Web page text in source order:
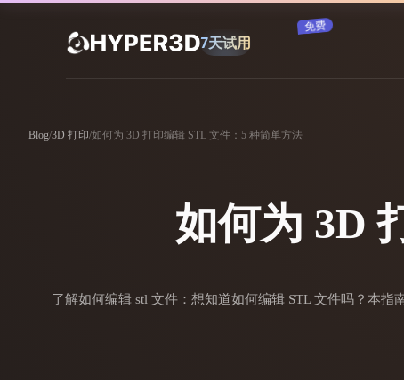
订阅
Blog/3D 打印/如何为 3D 打印编辑 STL 文件：5 种简单方法
如何为 3D
了解如何编辑 stl 文件：想知道如何编辑 STL 文件吗？本指